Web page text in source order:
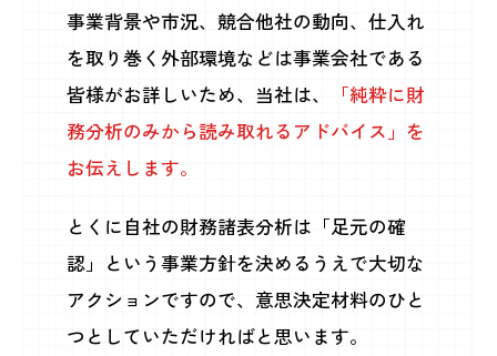
事業背景や市況、競合他社の動向、仕入れ
を取り巻く外部環境などは事業会社である
皆様がお詳しいため、当社は、
「純粋に財
務分析のみから読み取れるアドバイス」を
お伝えします。
とくに自社の財務諸表分析は「足元の確
認」という事業方針を決めるうえで大切な
アクションですので、意思決定材料のひと
つとしていただければと思います。